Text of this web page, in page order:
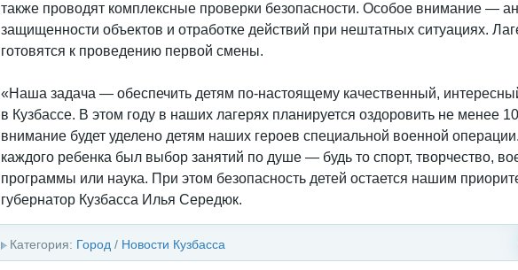
также проводят комплексные проверки безопасности. Особое внимание —
защищенности объектов и отработке действий при нештатных ситуациях.
готовятся к проведению первой смены.
«Наша задача — обеспечить детям по‑настоящему качественный,
в Кузбассе. В этом году в наших лагерях планируется оздоровить не менее
внимание будет уделено детям наших героев специальной военной
каждого ребенка был выбор занятий по душе — будь то спорт, творчество,
программы или наука. При этом безопасность детей остается нашим
губернатор Кузбасса Илья Середюк.
Категория: Город / Новости Кузбасса